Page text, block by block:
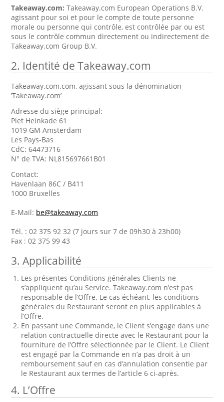
Takeaway.com:Takeaway.com European Operations B.V.
agissant pour soi et pour le compte de toute personne
morale ou personne qui contrôle, est contrôlée par ou est
sous le contrôle commun directement ou indirectement de
Takeaway.com Group B.V.
2. Identité de Takeaway.com
Takeaway.com.com, agissant sous la dénomination
’Takeaway.com’
Adresse du siège principal:
Piet Heinkade 61
1019 GM Amsterdam
Les Pays-Bas
CdC: 64473716
N° de TVA: NL815697661B01
Contact:
Havenlaan 86C / B411
1000 Bruxelles
E-Mail: be@takeaway.com
Tél. : 02 375 92 32 (7 jours sur 7 de 09h30 à 23h00)
Fax : 02 375 99 43
3. Applicabilité
Les présentes Conditions générales Clients ne
s’appliquent qu’au Service. Takeaway.com n’est pas
responsable de l’Offre. Le cas échéant, les conditions
générales du Restaurant seront en plus applicables à
l’Offre.
En passant une Commande, le Client s’engage dans une
relation contractuelle directe avec le Restaurant pour la
fourniture de l’Offre sélectionnée par le Client. Le Client
est engagé par la Commande en n’a pas droit à un
remboursement sauf en cas d’annulation consentie par
le Restaurant aux termes de l’article 6 ci-après.
4. L’Offre